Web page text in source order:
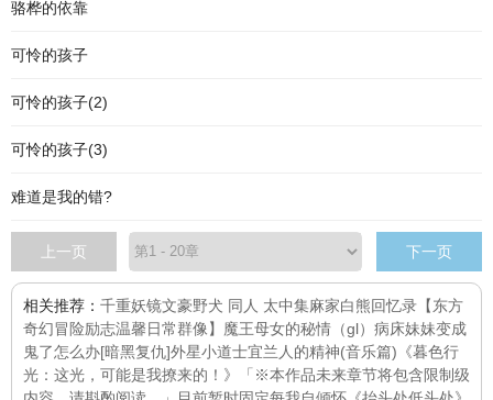
骆桦的依靠
可怜的孩子
可怜的孩子(2)
可怜的孩子(3)
难道是我的错?
上一页 下一页
相关推荐： 千重妖镜文豪野犬 同人 太中集麻家白熊回忆录【东方
奇幻冒险励志温馨日常群像】 魔王母女的秘情（gl） 病床妹妹变成
鬼了怎么办[暗黑复仇]外星小道士宜兰人的精神(音乐篇) 《暮色行
光：这光，可能是我撩来的！》「※本作品未来章节将包含限制级